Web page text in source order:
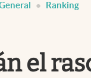
Ranking
el